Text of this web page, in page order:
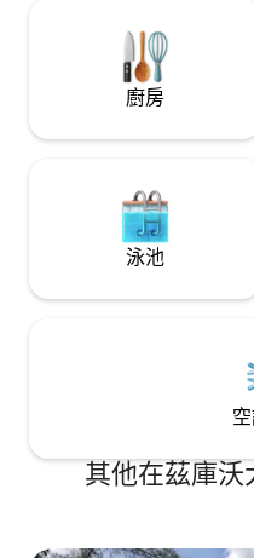
人的# WEJHEROWO ，
Pełcznica。 期待你的光臨 僅供房東同意
後舉辦派對 美國已告知
廚房
泳池
其他在茲庫